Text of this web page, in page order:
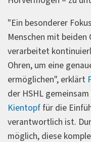
"Ein besonderer
Menschen mit beiden
verarbeitet
Ohren, um eine
ermöglichen", erklärt
der HSHL
Kientopf für die
verantwortlich ist.
möglich, diese